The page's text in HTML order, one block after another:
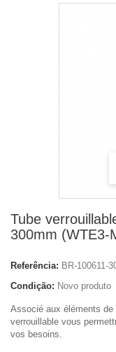
Tube
300mm (WTE3-
Referência: BR-100611-
Condição: Novo produto
Associé aux éléments
verrouillable vous
vos besoins.